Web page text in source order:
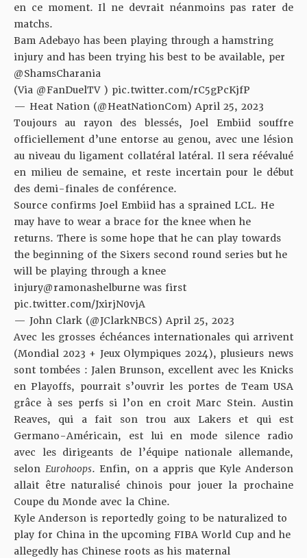
en ce moment. Il ne devrait néanmoins pas rater de
matchs.
Bam Adebayo has been playing through a hamstring
injury and has been trying his best to be available, per
@ShamsCharania
(Via @FanDuelTV) pic.twitter.com/rC5gPcKjfP
— Heat Nation (@HeatNationCom) April 25, 2023
Toujours au rayon des blessés, Joel Embiid souffre
officiellement d’une entorse au genou, avec une lésion
au niveau du ligament collatéral latéral. Il sera réévalué
en milieu de semaine, et reste incertain pour le début
des demi-finales de conférence.
Source confirms Joel Embiid has a sprained LCL. He
may have to wear a brace for the knee when he
returns. There is some hope that he can play towards
the beginning of the Sixers second round series but he
will be playing through a knee
injury@ramonashelburne was first
pic.twitter.com/JxirjN0vjA
— John Clark (@JClarkNBCS) April 25, 2023
Avec les grosses échéances internationales qui arrivent
(Mondial 2023 + Jeux Olympiques 2024), plusieurs news
sont tombées : Jalen Brunson, excellent avec les Knicks
en Playoffs, pourrait s’ouvrir les portes de Team USA
grâce à ses perfs si l’on en croit Marc Stein. Austin
Reaves, qui a fait son trou aux Lakers et qui est
Germano-Américain, est lui en mode silence radio
avec les dirigeants de l’équipe nationale allemande,
selon Eurohoops. Enfin, on a appris que Kyle Anderson
allait être naturalisé chinois pour jouer la prochaine
Coupe du Monde avec la Chine.
Kyle Anderson is reportedly going to be naturalized to
play for China in the upcoming FIBA World Cup and he
allegedly has Chinese roots as his maternal